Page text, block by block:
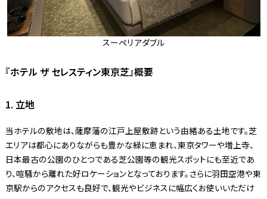
スーペリアダブル
『ホテル ザ セレスティン東京芝』概要
1. 立地
当ホテルの敷地は、薩摩藩の江戸上屋敷跡という由緒ある土地です。芝
エリアは都心にありながらも豊かな緑に恵まれ、東京タワーや増上寺、
日本最古の公園のひとつである芝公園等の観光スポットにも至近であ
り、喧騒から離れた好ロケーションとなっております。さらに羽田空港や東
京駅からのアクセスも良好で、観光やビジネスに幅広くお使いいただけ